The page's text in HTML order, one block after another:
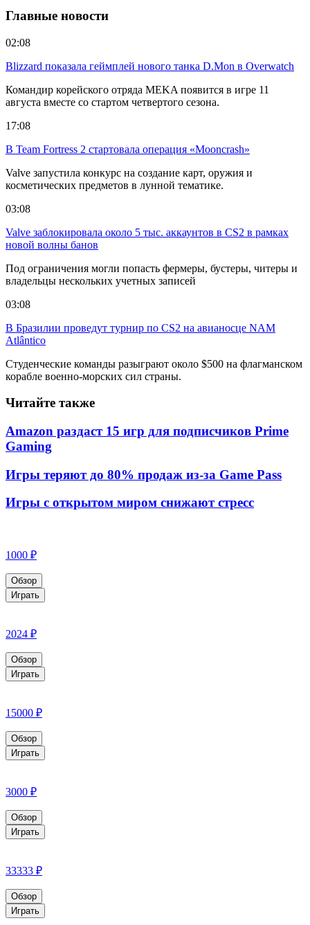
Главные новости
02:08
Blizzard показала геймплей нового танка D.Mon в Overwatch
Командир корейского отряда MEKA появится в игре 11
августа вместе со стартом четвертого сезона.
17:08
В Team Fortress 2 стартовала операция «Mooncrash»
Valve запустила конкурс на создание карт, оружия и
косметических предметов в лунной тематике.
03:08
Valve заблокировала около 5 тыс. аккаунтов в CS2 в рамках
новой волны банов
Под ограничения могли попасть фермеры, бустеры, читеры и
владельцы нескольких учетных записей
03:08
В Бразилии проведут турнир по CS2 на авианосце NAM
Atlântico
Студенческие команды разыграют около $500 на флагманском
корабле военно-морских сил страны.
Читайте также
Amazon раздаст 15 игр для подписчиков Prime
Gaming
Игры теряют до 80% продаж из-за Game Pass
Игры с открытом миром снижают стресс
1000 ₽
Обзор
Играть
2024 ₽
Обзор
Играть
15000 ₽
Обзор
Играть
3000 ₽
Обзор
Играть
33333 ₽
Обзор
Играть